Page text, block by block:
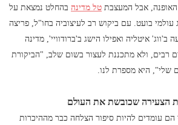
אבל המעצבת טל מדינהבהחלט נמצאת על
עולמי בועט. עם ביקוש רב לעיצוביה בחו"ל, פריצה
ב'ווג' איטליה ואפילו הישג ב'ברודוויי', מדינה
רבים, ולא מתכננת לעצור בשום שלב, "הביקורת
שלי", היא מספרת לנו.
הצעירה שכובשת את העולם
עומדים להיות סיפור הצלחה כבר מההיכרות